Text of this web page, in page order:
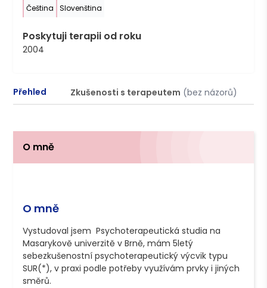
Čeština Slovenština
Poskytuji terapii od roku
2004
Přehled Zkušenosti s terapeutem (bez názorů)
O mně
O mně
Vystudoval jsem  Psychoterapeutická studia na
Masarykově univerzitě v Brně, mám 5letý
sebezkušenostní psychoterapeutický výcvik typu
SUR(*), v praxi podle potřeby využívám prvky i jiných
směrů.